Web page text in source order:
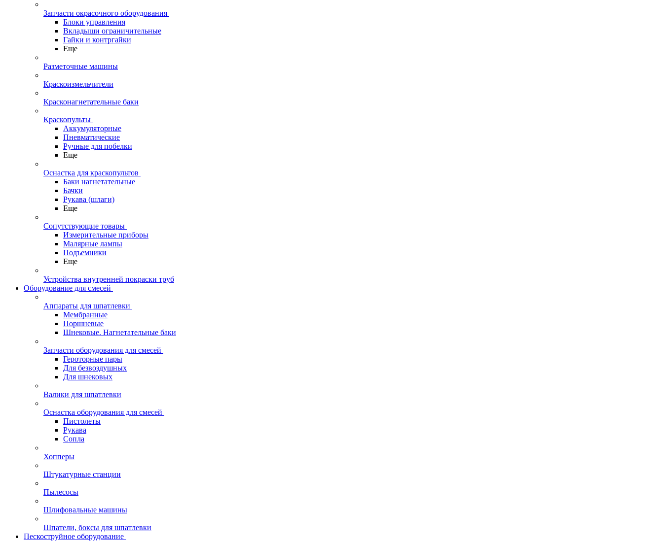
Запчасти окрасочного оборудования
Блоки управления
Вкладыши ограничительные
Гайки и контргайки
Еще
Разметочные машины
Краскоизмельчители
Красконагнетательные баки
Краскопульты
Аккумуляторные
Пневматические
Ручные для побелки
Еще
Оснастка для краскопультов
Баки нагнетательные
Бачки
Рукава (шлаги)
Еще
Сопутствующие товары
Измерительные приборы
Малярные лампы
Подъемники
Еще
Устройства внутренней покраски труб
Оборудование для смесей
Аппараты для шпатлевки
Мембранные
Поршневые
Шнековые. Нагнетательные баки
Запчасти оборудования для смесей
Героторные пары
Для безвоздушных
Для шнековых
Валики для шпатлевки
Оснастка оборудования для смесей
Пистолеты
Рукава
Сопла
Хопперы
Штукатурные станции
Пылесосы
Шлифовальные машины
Шпатели, боксы для шпатлевки
Пескоструйное оборудование